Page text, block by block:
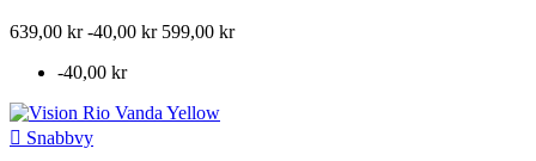
639,00 kr -40,00 kr 599,00 kr
-40,00 kr
 Snabbvy